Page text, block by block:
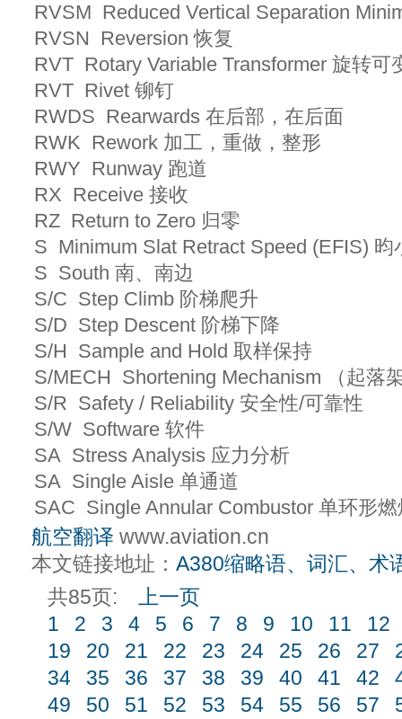
RVSM Reduced Vertical Separation
RVSN Reversion 恢复
RVT Rotary Variable Transformer 旋转可
RVT Rivet 铆钉
RWDS Rearwards 在后部，在后面
RWK Rework 加工，重做，整形
RWY Runway 跑道
RX Receive 接收
RZ Return to Zero 归零
S Minimum Slat Retract Speed (EFIS)
S South 南、南边
S/C Step Climb 阶梯爬升
S/D Step Descent 阶梯下降
S/H Sample and Hold 取样保持
S/MECH Shortening Mechanism （起落
S/R Safety / Reliability 安全性/可靠性
S/W Software 软件
SA Stress Analysis 应力分析
SA Single Aisle 单通道
SAC Single Annular Combustor 单环形
航空翻译 www.aviation.cn
本文链接地址： A380缩略语、词汇、术
共85页:
上一页
1
2 3 4 5 6 7 8 9 10 11
12
19
20 21 22 23 24 25 26 27
34
35 36 37 38 39 40 41 42
49
50 51 52 53 54 55 56 57